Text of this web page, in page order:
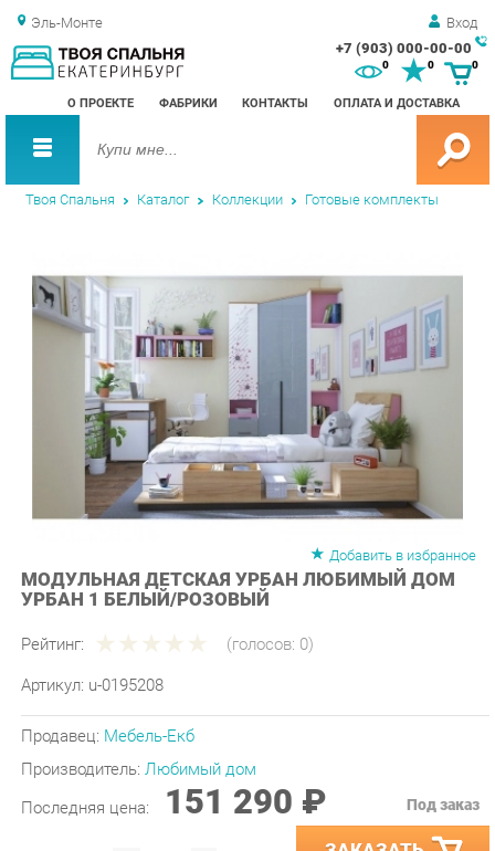
Эль-Монте Вход
+7 (903) 000-00-00
О ПРОЕКТЕ ФАБРИКИ КОНТАКТЫ ОПЛАТА И ДОСТАВКА
0 0
Твоя Спальня Каталог Коллекции Готовые комплекты
МОДУЛЬНАЯ ДЕТСКАЯ УРБАН ЛЮБИМЫЙ ДОМ
УРБАН 1 БЕЛЫЙ/РОЗОВЫЙ
u-0195208
Производитель:Любимый дом
Последняя цена: 151 290 ₽
- ЗАКАЗАТЬ